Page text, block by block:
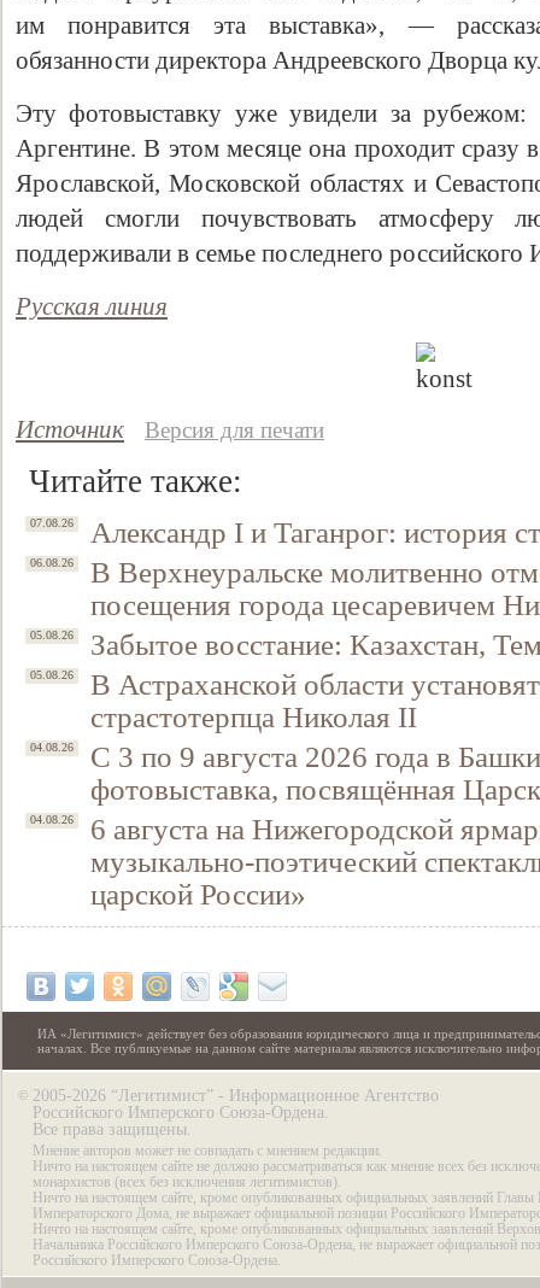
им понравится эта выставка», —
обязанности директора Андреевского Дворца
Эту фотовыставку уже увидели за
Аргентине. В этом месяце она проходит сразу
Ярославской, Московской областях и
людей смогли почувствовать атмосферу
поддерживали в семье последнего российского
Русская линия
Источник Версия для печати
Читайте также:
07.08.26 Александр I и Таганрог: история
06.08.26
В Верхнеуральске молитвенно
посещения города цесаревичем
05.08.26 Забытое восстание: Казахстан,
05.08.26
В Астраханской области
страстотерпца Николая II
04.08.26
С 3 по 9 августа 2026 года в
фотовыставка, посвящённая
04.08.26
6 августа на Нижегородской
музыкально-поэтический
царской России»
ИА «Легитимист» действует без образования юридического лица и
началах. Все публикуемые на данном сайте материалы являются исключительно
© 2005-2026 “Легитимист” - Информационное Агентство
Российского Имперского Союза-Ордена.
Все права защищены.
Мнение авторов может не совпадать с мнением редакции.
Ничто на настоящем сайте не должно рассматриваться как мнение всех без
монархистов (всех без исключения легитимистов).
Ничто на настоящем сайте, кроме опубликованных официальных заявлений Главы
Императорского Дома, не выражает официальной позиции Российского
Ничто на настоящем сайте, кроме опубликованных официальных заявлений
Начальника Российского Имперского Союза-Ордена, не выражает официальной
Российского Имперского Союза-Ордена.